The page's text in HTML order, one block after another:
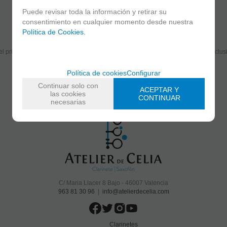
Suscríbete y disfruta de ventajas y exclusivas
primero en recibir las novedades y disfruta de descuentos y promociones
He leído y acepto el envío de publicidad
C/ Maria Llacer 8 Bajo - 46007 Valencia
963 81 30 96 | info@atelierdecelia.com
Clarinetes
Puede revisar toda la información y retirar su
consentimiento en cualquier momento desde nuestra
Política de Cookies.
Política de cookiesConfigurar
Continuar solo con
las cookies
necesarias
ACEPTAR Y
CONTINUAR